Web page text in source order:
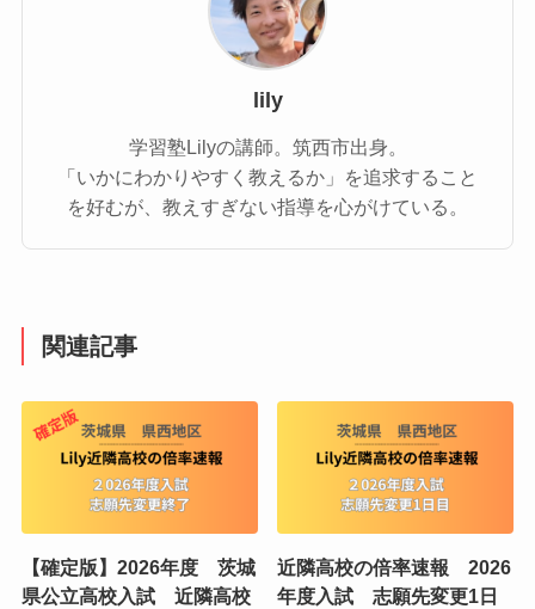
lily
学習塾Lilyの講師。筑西市出身。
「いかにわかりやすく教えるか」を追求すること
を好むが、教えすぎない指導を心がけている。
関連記事
【確定版】2026年度 茨城
県公立高校入試 近隣高校
近隣高校の倍率速報 2026
年度入試 志願先変更1日